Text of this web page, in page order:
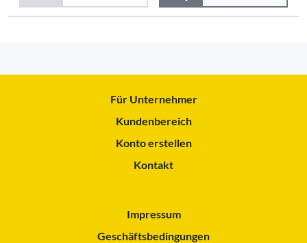
Für Unternehmer
Kundenbereich
Konto erstellen
Kontakt
Impressum
Geschäftsbedingungen